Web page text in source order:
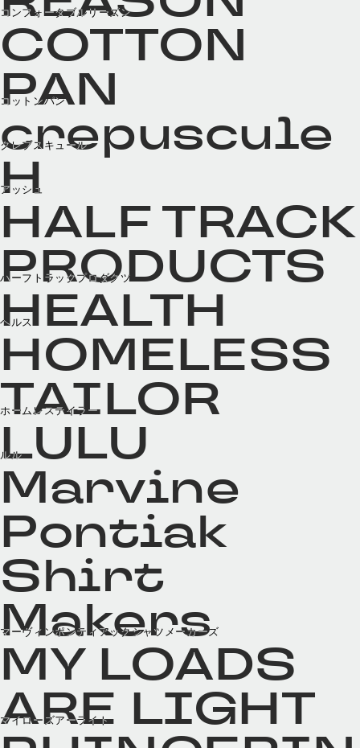
コンフォータブルリーズン
COTTON
PAN
コットンパン
crepuscule
クレプスキュール
H
アッシュ
HALF TRACK
PRODUCTS
ハーフトラックプロダクツ
HEALTH
ヘルス
HOMELESS
TAILOR
ホームレステイラー
LULU
ルル
Marvine
Pontiak
Shirt
Makers
マーヴィンポンティアックシャツメーカーズ
MY LOADS
ARE LIGHT
マイローズアーライト